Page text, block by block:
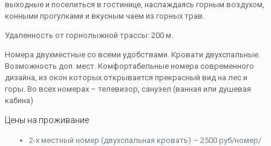
выходные и поселиться в гостинице, наслаждаясь горным воздухом,
конными прогулками и вкусным чаем из горных трав.
Удаленность от горнолыжной трассы: 200 м.
Номера двухместные со всеми удобствами. Кровати двухспальные.
Возможность доп. мест. Комфортабельные номера современного
дизайна, из окон которых открывается прекрасный вид на лес и
горы. Во всех номерах – телевизор, санузел (ванная или душевая
кабина)
Цены на проживание
2-х местный номер (двухспальная кровать) – 2500 руб/номер/